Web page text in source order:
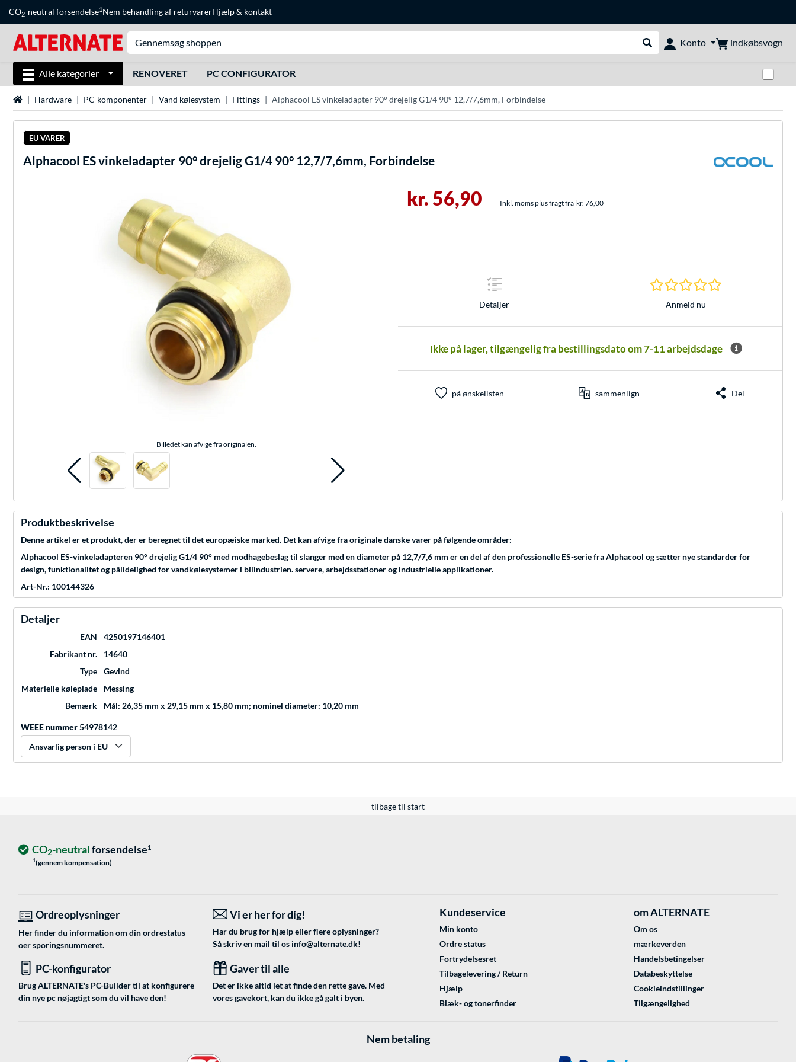
CO2-neutral forsendelse1Nem behandling af returvarerHjælp& kontakt
Udfør søgning
Konto indkøbsvogn
Alle kategorier RENOVERET PC CONFIGURATOR
StartsideHardware PC-komponenter Vand kølesystem Fittings Alphacool ES vinkeladapter 90° drejelig G1/4 90° 12,7/7,6mm, Forbindelse
EU VARER
Alphacool ES vinkeladapter 90° drejelig G1/4 90° 12,7/7,6mm, Forbindelse
Billedet kan afvige fra originalen.
kr. 56,90 Inkl. moms plus fragt fra kr. 76,00
Detaljer
0.0 Stjerner hos 0
Anmeld nu
Ikke på lager, tilgængelig fra bestillingsdato om 7-11 arbejdsdage
på ønskelisten sammenlign Del
Produktbeskrivelse
Denne artikel er et produkt, der er beregnet til det europæiske marked. Det kan afvige fra originale danske varer på følgende områder:
Alphacool ES-vinkeladapteren 90° drejelig G1/4 90° med modhagebeslag til slanger med en diameter på 12,7/7,6 mm er en del af den professionelle ES-serie fra Alphacool og sætter nye standarder for
design, funktionalitet og pålidelighed for vandkølesystemer i bilindustrien. servere, arbejdsstationer og industrielle applikationer.
Art-Nr.: 100144326
Detaljer
EAN
4250197146401
Fabrikant nr.
14640
Type
Gevind
Materielle køleplade
Messing
Bemærk
Mål: 26,35 mm x 29,15 mm x 15,80 mm; nominel diameter: 10,20 mm
WEEE nummer54978142
Ansvarlig person i EU
tilbage til start
CO2-neutralforsendelse1
1(gennem kompensation)
Ordreoplysninger
Her finder du information om din ordrestatus
oer sporingsnummeret.
Vi er her for dig!
Har du brug for hjælp eller flere oplysninger?
Så skriv en mail til os info@alternate.dk!
PC-konfigurator
Brug ALTERNATE's PC-Builder til at konfigurere
din nye pc nøjagtigt som du vil have den!
Gaver til alle
Det er ikke altid let at finde den rette gave. Med
vores gavekort, kan du ikke gå galt i byen.
Kundeservice
Min konto
Ordre status
Fortrydelsesret
Tilbagelevering / Return
Hjælp
Blæk- og tonerfinder
om ALTERNATE
Om os
mærkeverden
Handelsbetingelser
Databeskyttelse
Cookieindstillinger
Tilgængelighed
Nem betaling